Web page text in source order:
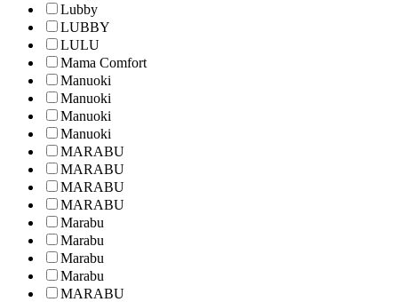
Lubby
LUBBY
LULU
Mama Comfort
Manuoki
Manuoki
Manuoki
Manuoki
MARABU
MARABU
MARABU
MARABU
Marabu
Marabu
Marabu
Marabu
MARABU